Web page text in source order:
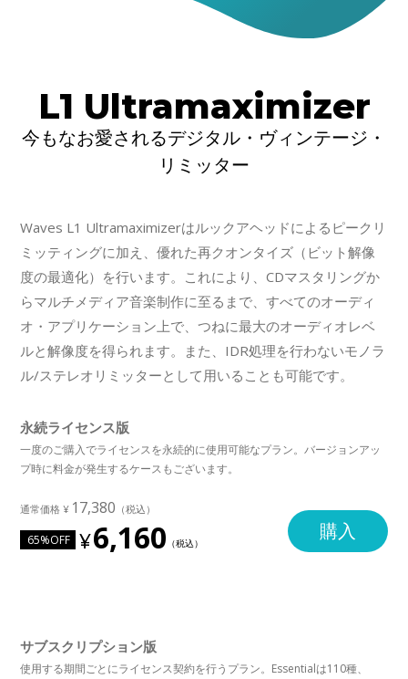
L1 Ultramaximizer
今もなお愛されるデジタル・ヴィンテージ・
リミッター
Waves L1 Ultramaximizerはルックアヘッドによるピークリ
ミッティングに加え、優れた再クオンタイズ（ビット解像
度の最適化）を行います。これにより、CDマスタリングか
らマルチメディア音楽制作に至るまで、すべてのオーディ
オ・アプリケーション上で、つねに最大のオーディオレベ
ルと解像度を得られます。また、IDR処理を行わないモノラ
ル/ステレオリミッターとして用いることも可能です。
永続ライセンス版
一度のご購入でライセンスを永続的に使用可能なプラン。バージョンアッ
プ時に料金が発生するケースもございます。
17,380
65%OFF 6,160 購入
サブスクリプション版
使用する期間ごとにライセンス契約を行うプラン。Essentialは110種、